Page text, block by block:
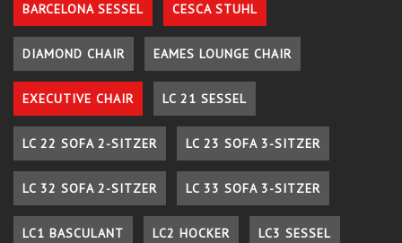
BARCELONA SESSEL CESCA STUHL
DIAMOND CHAIR EAMES LOUNGE CHAIR
EXECUTIVE CHAIR LC 21 SESSEL
LC 22 SOFA 2-SITZER LC 23 SOFA 3-SITZER
LC 32 SOFA 2-SITZER LC 33 SOFA 3-SITZER
LC1 BASCULANT LC2 HOCKER LC3 SESSEL